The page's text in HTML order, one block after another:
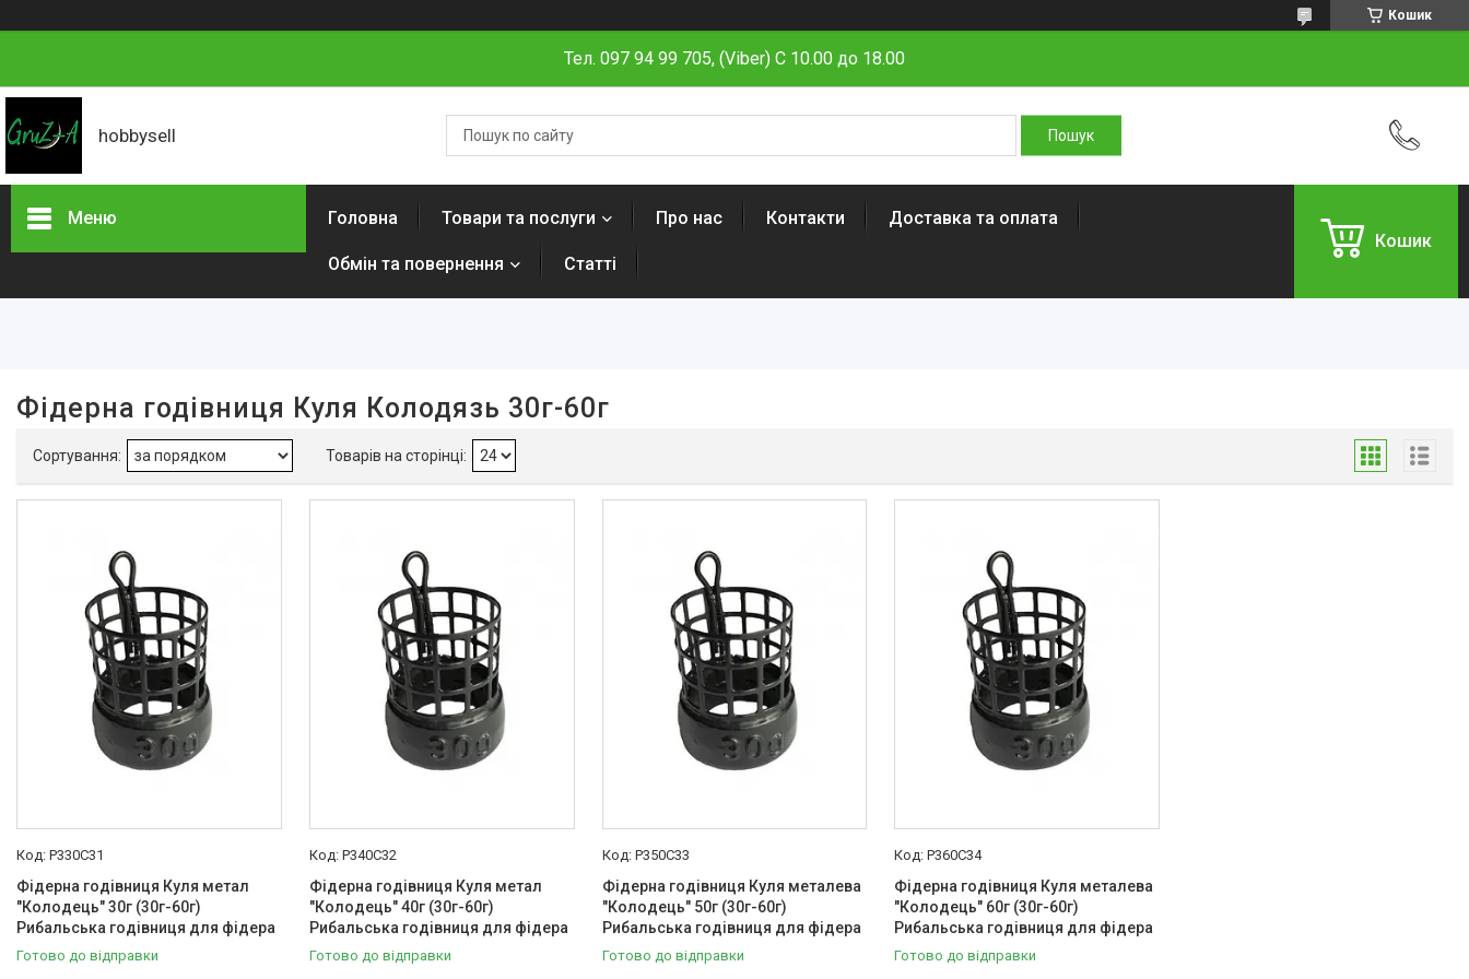
Кошик
Тел. 097 94 99 705, (Viber) C 10.00 до 18.00
hobbysell
Меню
Наявність
Годівниця 4
Вид годівниці
Сітчасті/клітини 4
Конструкція
Відкрита 4
Метал
Наявність грузила
Так 4
Країна виробник
Головна Товари та послуги Про нас Контакти Доставка та оплата
Обмін та повернення Статті
Кошик
Фідерна годівниця Куля Колодязь 30г-60г
P330С31
Фідерна годівниця Куля метал
"Колодець" 30г (30г-60г)
Рибальська годівниця для фідера
Готово до відправки
P340С32
Фідерна годівниця Куля метал
"Колодець" 40г (30г-60г)
Рибальська годівниця для фідера
Готово до відправки
P350С33
Фідерна годівниця Куля металева
"Колодець" 50г (30г-60г)
Рибальська годівниця для фідера
Готово до відправки
P360С34
Фідерна годівниця Куля металева
"Колодець" 60г (30г-60г)
Рибальська годівниця для фідера
Готово до відправки